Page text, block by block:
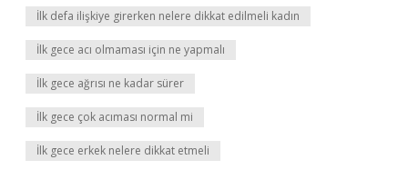
İlk defa ilişkiye girerken nelere dikkat edilmeli kadın
İlk gece acı olmaması için ne yapmalı
İlk gece ağrısı ne kadar sürer
İlk gece çok acıması normal mi
İlk gece erkek nelere dikkat etmeli